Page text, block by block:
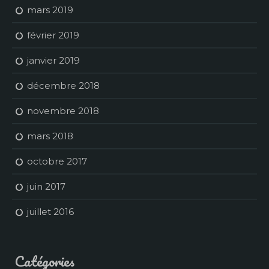
mars 2019
février 2019
janvier 2019
décembre 2018
novembre 2018
mars 2018
octobre 2017
juin 2017
juillet 2016
Catégories